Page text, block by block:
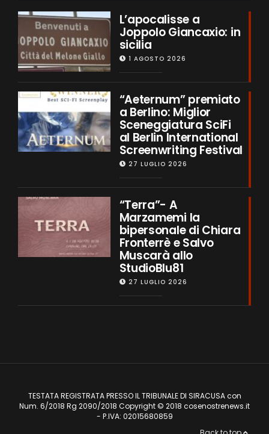
L’apocalisse a
Joppolo Giancaxio: in
sicilia
1 AGOSTO 2026
“Aeternum” premiato
a Berlino: Miglior
Sceneggiatura SciFi
al Berlin International
Screenwriting Festival
27 LUGLIO 2026
“Terra”- A
Marzamemi la
bipersonale di Chiara
Fronterrè e Salvo
Muscarà allo
StudioBlu81
27 LUGLIO 2026
TESTATA REGISTRATA PRESSO IL TRIBUNALE DI SIRACUSA con
Num. 6/2018 Rg 2090/2018 Copyright © 2018 cosenostrenews.it
- P.IVA: 02015680859